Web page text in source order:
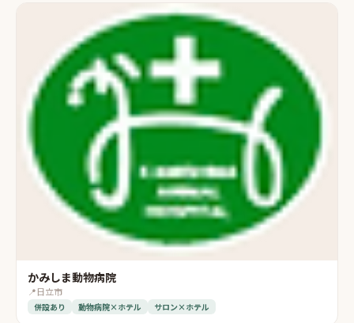
かみしま動物病院
📍日立市
併設あり 動物病院×ホテル サロン×ホテル